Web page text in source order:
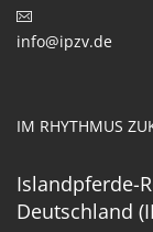
info@ipzv.de
IM RHYTHMUS
Islandpferde-
Deutschland